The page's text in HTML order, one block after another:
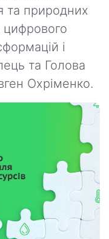
та природних
цифрового
і
та Голова
Охріменко.